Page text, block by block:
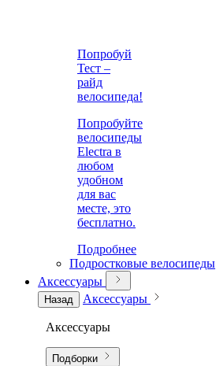
Попробуй
Тест –
райд
велосипеда!
Попробуйте
велосипеды
Electra в
любом
удобном
для вас
месте, это
бесплатно.
Подробнее
Подростковые велосипеды
Аксессуары
Назад Аксессуары
Аксессуары
Подборки